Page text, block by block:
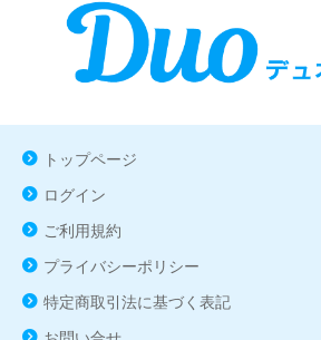
トップページ
ログイン
ご利用規約
プライバシーポリシー
特定商取引法に基づく表記